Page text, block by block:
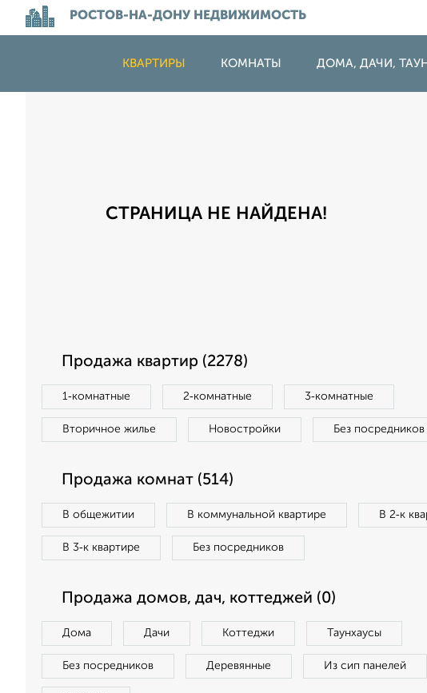
РОСТОВ-НА-ДОНУ НЕДВИЖИМОСТЬ
КВАРТИРЫ КОМНАТЫ ДОМА, ДАЧИ,
СТРАНИЦА НЕ НАЙДЕНА!
Продажа квартир (2278)
1‑комнатные 2‑комнатные 3‑комнатные
Вторичное жилье Новостройки Без посредников
Продажа комнат (514)
В общежитии В коммунальной квартире В 2‑к
В 3‑к квартире Без посредников
Продажа домов, дач, коттеджей (0)
Дома Дачи Коттеджи Таунхаусы
Без посредников Деревянные Из сип панелей